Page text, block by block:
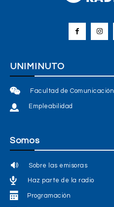
UNIMINUTO
Facultad de Comunicación
Empleabilidad
Somos
Sobre las emisoras
Haz parte de la radio
Programación